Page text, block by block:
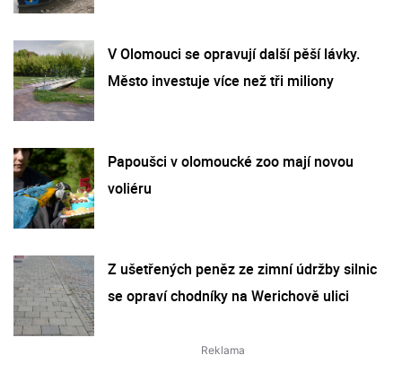
V Olomouci se opravují další pěší lávky.
Město investuje více než tři miliony
Papoušci v olomoucké zoo mají novou
voliéru
Z ušetřených peněz ze zimní údržby silnic
se opraví chodníky na Werichově ulici